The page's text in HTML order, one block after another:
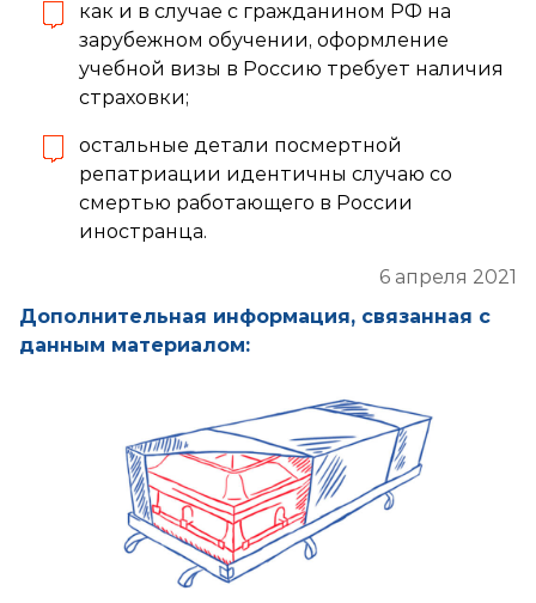
как и в случае с гражданином РФ на
зарубежном обучении, оформление
учебной визы в Россию требует наличия
страховки;
остальные детали посмертной
репатриации идентичны случаю со
смертью работающего в России
иностранца.
6 апреля 2021
Дополнительная информация, связанная с
данным материалом: